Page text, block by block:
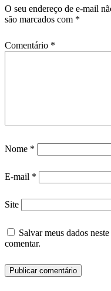
O seu endereço de e-mail
são marcados com *
Comentário *
Nome *
E-mail *
Site
Salvar meus dados
comentar.